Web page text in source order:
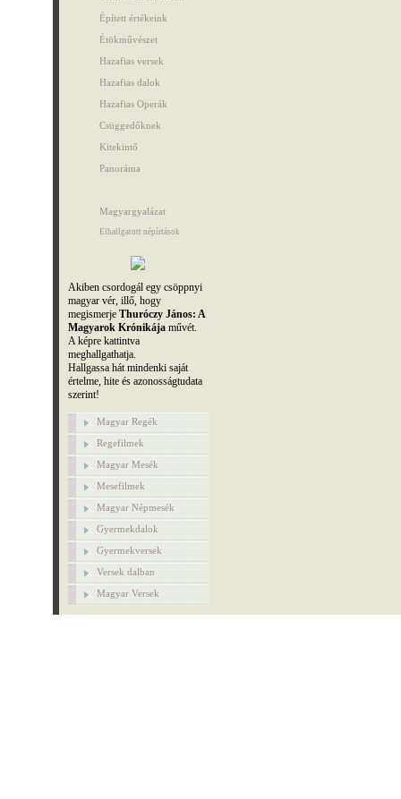
Épített értékeink
Étökművészet
Hazafias versek
Hazafias dalok
Hazafias Operák
Csüggedőknek
Kitekintő
Panoráma
Magyargyalázat
Elhallgatott népírtások
Akiben csordogál egy csöppnyi
magyar vér, illő, hogy
megismerje Thuróczy János: A
Magyarok Krónikájaművét.
A képre kattintva
meghallgathatja.
Hallgassa hát mindenki saját
értelme, hite és azonosságtudata
szerint!
Magyar Regék
Regefilmek
Magyar Mesék
Mesefilmek
Magyar Népmesék
Gyermekdalok
Gyermekversek
Versek dalban
Magyar Versek